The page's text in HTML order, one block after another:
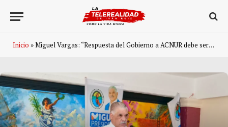
Inicio »Miguel Vargas: “Respuesta del Gobierno a ACNUR debe ser con hechos y no solo de palabras”